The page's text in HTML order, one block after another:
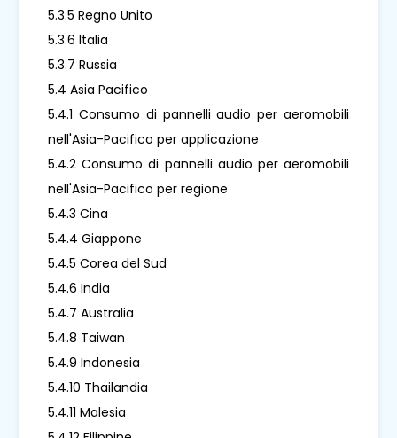
5.3.5 Regno Unito
5.3.6 Italia
5.3.7 Russia
5.4 Asia Pacifico
5.4.1 Consumo di pannelli audio per aeromobili
nell'Asia-Pacifico per applicazione
5.4.2 Consumo di pannelli audio per aeromobili
nell'Asia-Pacifico per regione
5.4.3 Cina
5.4.4 Giappone
5.4.5 Corea del Sud
5.4.6 India
5.4.7 Australia
5.4.8 Taiwan
5.4.9 Indonesia
5.4.10 Thailandia
5.4.11 Malesia